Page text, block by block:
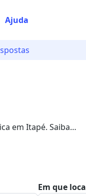
Ajuda
em Itapé. Saiba
Em que